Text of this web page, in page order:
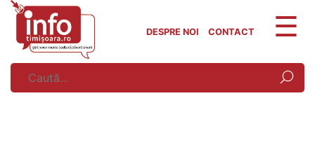
Skip
content
DESPRE NOI CONTACT